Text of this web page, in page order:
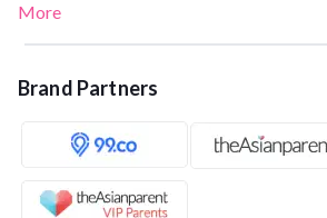
More
Brand Partners